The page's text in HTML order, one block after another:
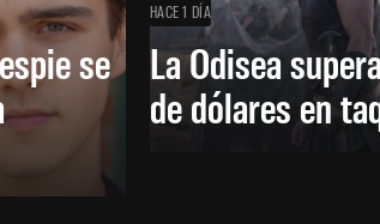
se
HACE 1 DÍA
La Odisea
de dólares en